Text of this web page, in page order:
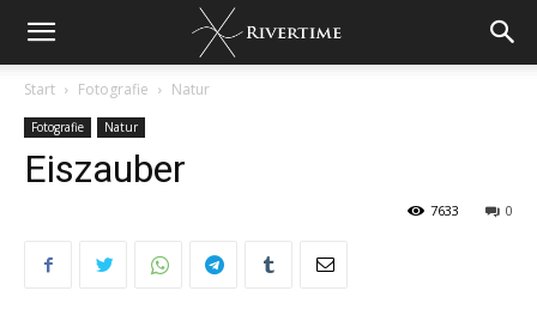
Start Fotografie Natur
Fotografie Natur
Eiszauber
0
7633